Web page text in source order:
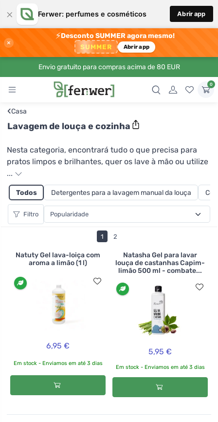
× Ferwer: perfumes e cosméticos Abrir app
×
⚡Desconto SUMMER agora mesmo!
SUMMER Abrir app
Envio gratuito para compras acima de 80 EUR
0
‹Casa
Lavagem de louça e cozinha
Nesta categoria, encontrará tudo o que precisa para
pratos limpos e brilhantes, quer os lave à mão ou utilize
uma máquina de lavar louça. O detergente certo para
lavar louça poupa o ambiente, a sua saúde e tempo,
mas também pode reduzir o consumo de água. Na
Ferwer pode escolher entre uma gama de produtos,
experimentar diferentes perfumes e tamanhos de
embalagens. Existem géis para lavar louça à mão, bem
como comprimidos, sais e pós para lavar louça.
>br>>br>
...
Todos Detergentes para a lavagem manual da louça
Filtro
1 2
Natuty Gel lava-loiça com
aroma a limão (1 l)
6,95 €
Em stock - Enviamos em até 3 dias
Natasha Gel para lavar
louça de castanhas Capim-
limão 500 ml - combate...
5,95 €
Em stock - Enviamos em até 3 dias